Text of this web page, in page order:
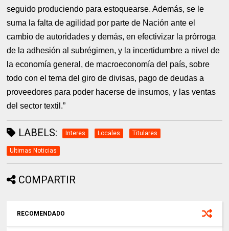
seguido produciendo para estoquearse. Además, se le
suma la falta de agilidad por parte de Nación ante el
cambio de autoridades y demás, en efectivizar la prórroga
de la adhesión al subrégimen, y la incertidumbre a nivel de
la economía general, de macroeconomía del país, sobre
todo con el tema del giro de divisas, pago de deudas a
proveedores para poder hacerse de insumos, y las ventas
del sector textil.”
LABELS: Interes Locales Titulares
Ultimas Noticias
COMPARTIR
RECOMENDADO